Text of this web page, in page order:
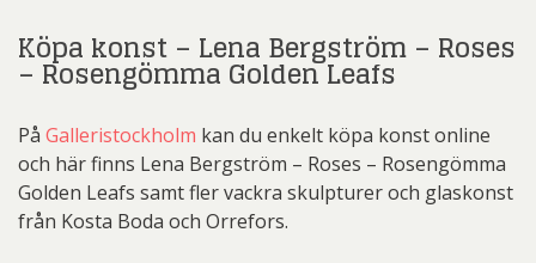
Köpa konst – Lena Bergström – Roses
– Rosengömma Golden Leafs
På Galleristockholm kan du enkelt köpa konst online
och här finns Lena Bergström – Roses – Rosengömma
Golden Leafs samt fler vackra skulpturer och glaskonst
från Kosta Boda och Orrefors.